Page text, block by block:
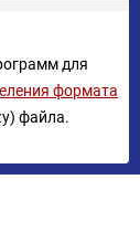
для
формата
файла.